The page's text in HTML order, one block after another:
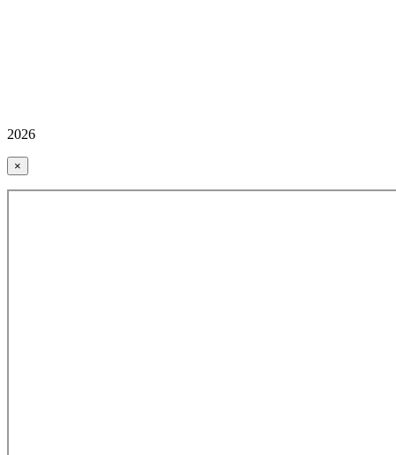
2026
×